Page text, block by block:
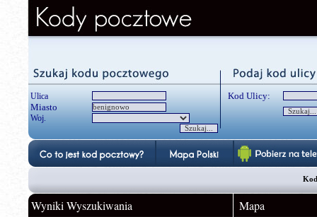
Ulica
Miasto
Woj.
Kod Ulicy:
Wyniki Wyszukiwania Mapa